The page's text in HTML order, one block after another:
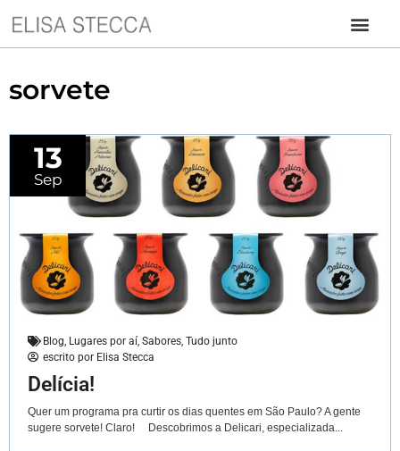
sorvete
Blog Lugares por aí Sabores Tudo junto
escrito por Elisa Stecca
Delícia!
Quer um programa pra curtir os dias quentes em São Paulo? A gente
sugere sorvete! Claro! Descobrimos a Delicari, especializada...
13
Sep